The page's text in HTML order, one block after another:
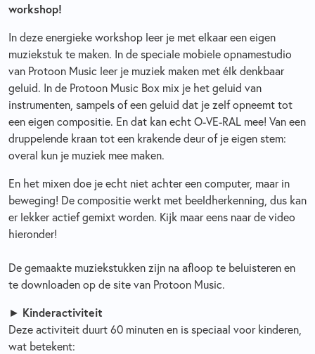
workshop!
In deze energieke workshop leer je met elkaar een eigen
muziekstuk te maken. In de speciale mobiele opnamestudio
van Protoon Music leer je muziek maken met élk denkbaar
geluid. In de Protoon Music Box mix je het geluid van
instrumenten, sampels of een geluid dat je zelf opneemt tot
een eigen compositie. En dat kan echt O-VE-RAL mee! Van een
druppelende kraan tot een krakende deur of je eigen stem:
overal kun je muziek mee maken.
En het mixen doe je echt niet achter een computer, maar in
beweging! De compositie werkt met beeldherkenning, dus kan
er lekker actief gemixt worden. Kijk maar eens naar de video
hieronder!
De gemaakte muziekstukken zijn na afloop te beluisteren en
te downloaden op de site van Protoon Music.
► Kinderactiviteit
Deze activiteit duurt 60 minuten en is speciaal voor kinderen,
wat betekent: